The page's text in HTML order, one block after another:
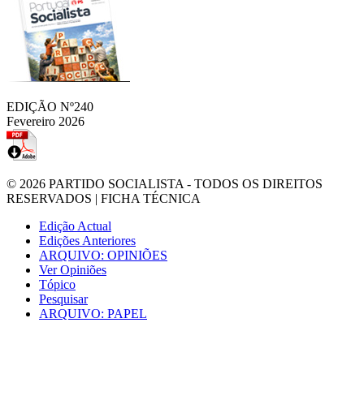
EDIÇÃO Nº240
Fevereiro 2026
© 2026 PARTIDO SOCIALISTA - TODOS OS DIREITOS
RESERVADOS | FICHA TÉCNICA
Edição Actual
Edições Anteriores
ARQUIVO: OPINIÕES
Ver Opiniões
Tópico
Pesquisar
ARQUIVO: PAPEL